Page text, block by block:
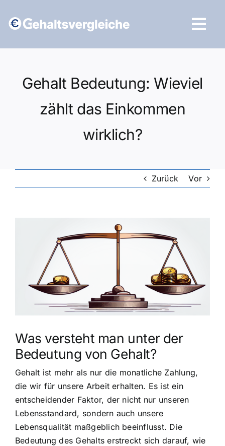
Inhalt
Gehalt Bedeutung: Wieviel
zählt das Einkommen
wirklich?
Zurück Vor
Was versteht man unter der
Bedeutung von Gehalt?
Gehalt ist mehr als nur die monatliche Zahlung,
die wir für unsere Arbeit erhalten. Es ist ein
entscheidender Faktor, der nicht nur unseren
Lebensstandard, sondern auch unsere
Lebensqualität maßgeblich beeinflusst. Die
Bedeutung des Gehalts erstreckt sich darauf, wie